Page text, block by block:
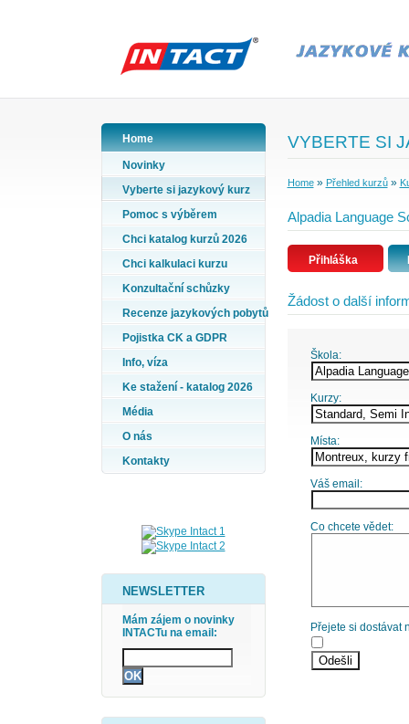
Home
Novinky
Vyberte si jazykový kurz
Pomoc s výběrem
Chci katalog kurzů 2026
Chci kalkulaci kurzu
Konzultační schůzky
Recenze jazykových pobytů
Pojistka CK a GDPR
Info, víza
Ke stažení - katalog 2026
Média
O nás
Kontakty
NEWSLETTER
Mám zájem o novinky
INTACTu na email:
VYBERTE SI
Home» Přehled kurzů»
Alpadia Language
Přihláška
Žádost o další
Škola:
Kurzy:
Místa:
Váš email:
Co chcete vědet:
Přejete si dostávat